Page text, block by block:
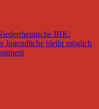
IHK:
Jugendliche bleibt möglich